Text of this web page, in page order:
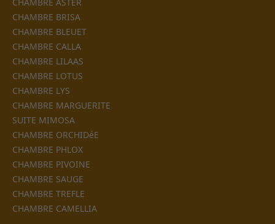
CHAMBRE BRISA
CHAMBRE BLEUET
CHAMBRE CALLA
CHAMBRE LILAAS
CHAMBRE LOTUS
CHAMBRE LYS
CHAMBRE MARGUERITE
SUITE MIMOSA
CHAMBRE ORCHIDéE
CHAMBRE PHLOX
CHAMBRE PIVOINE
CHAMBRE SAUGE
CHAMBRE TREFLE
CHAMBRE CAMELLIA